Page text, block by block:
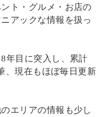
ト・グルメ・お店の
アックな情報を扱っ
年目に突入し、累計
、現在もほぼ毎日更新
エリアの情報も少し